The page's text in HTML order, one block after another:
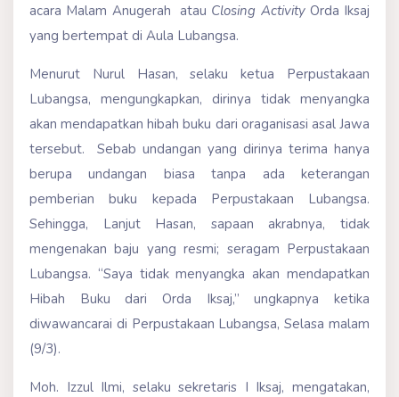
acara Malam Anugerah atau Closing ActivityOrda Iksaj
yang bertempat di Aula Lubangsa.
Menurut Nurul Hasan, selaku ketua Perpustakaan
Lubangsa, mengungkapkan, dirinya tidak menyangka
akan mendapatkan hibah buku dari oraganisasi asal Jawa
tersebut. Sebab undangan yang dirinya terima hanya
berupa undangan biasa tanpa ada keterangan
pemberian buku kepada Perpustakaan Lubangsa.
Sehingga, Lanjut Hasan, sapaan akrabnya, tidak
mengenakan baju yang resmi; seragam Perpustakaan
Lubangsa. “Saya tidak menyangka akan mendapatkan
Hibah Buku dari Orda Iksaj,” ungkapnya ketika
diwawancarai di Perpustakaan Lubangsa, Selasa malam
(9/3).
Moh. Izzul Ilmi, selaku sekretaris I Iksaj, mengatakan,